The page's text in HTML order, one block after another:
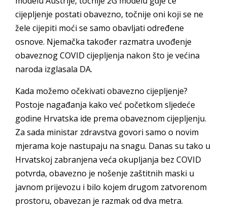
cijepljenje postati obavezno, točnije oni koji se ne
žele cijepiti moći se samo obavljati određene
osnove. Njemačka također razmatra uvođenje
obaveznog COVID cijepljenja nakon što je većina
naroda izglasala DA.
Kada možemo očekivati obavezno cijepljenje?
Postoje nagađanja kako već početkom sljedeće
godine Hrvatska ide prema obaveznom cijepljenju.
Za sada ministar zdravstva govori samo o novim
mjerama koje nastupaju na snagu. Danas su tako u
Hrvatskoj zabranjena veća okupljanja bez COVID
potvrda, obavezno je nošenje zaštitnih maski u
javnom prijevozu i bilo kojem drugom zatvorenom
prostoru, obavezan je razmak od dva metra.